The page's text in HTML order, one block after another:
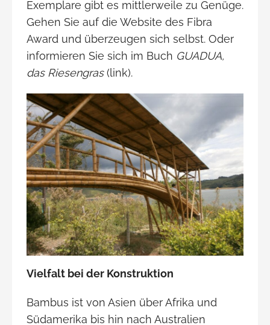
Exemplare gibt es mittlerweile zu Genüge.
Gehen Sie auf die Website des Fibra
Award und überzeugen sich selbst. Oder
informieren Sie sich im Buch GUADUA,
das Riesengras(link).
Vielfalt bei der Konstruktion
Bambus ist von Asien über Afrika und
Südamerika bis hin nach Australien